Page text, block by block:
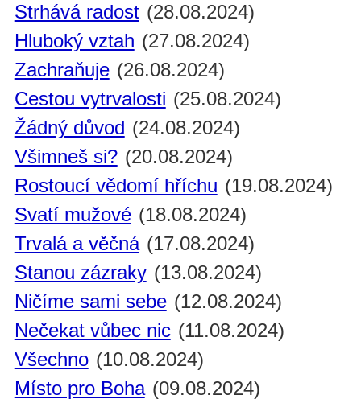
Strhává radost (28.08.2024)
Hluboký vztah (27.08.2024)
Zachraňuje (26.08.2024)
Cestou vytrvalosti (25.08.2024)
Žádný důvod (24.08.2024)
Všimneš si? (20.08.2024)
Rostoucí vědomí hříchu (19.08.2024)
Svatí mužové (18.08.2024)
Trvalá a věčná (17.08.2024)
Stanou zázraky (13.08.2024)
Ničíme sami sebe (12.08.2024)
Nečekat vůbec nic (11.08.2024)
Všechno (10.08.2024)
Místo pro Boha (09.08.2024)